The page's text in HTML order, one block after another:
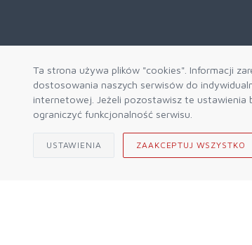
Ta strona używa plików "cookies". Informacji
dostosowania naszych serwisów do
internetowej. Jeżeli pozostawisz te ustawienia
ograniczyć funkcjonalność serwisu.
USTAWIENIA ZAAKCEPTUJ WSZYSTKO